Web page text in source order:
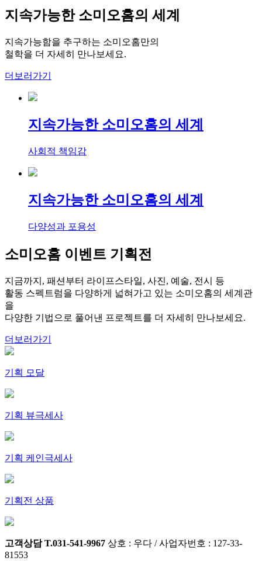
지속가능한 소미오홈의 세계
지속가능함을 추구하는 소미오홈만의
철학을 더 자세히 만나보세요.
더보러가기
지속가능한 소미오홈의 세계
사회적 책임감
지속가능한 소미오홈의 세계
다양성과 포용성
소미오홈 이벤트 기획전
지금까지, 패션부터 라이프스타일, 사진, 예술, 전시 등
활동 스펙트럼을 다양하게 넓혀가고 있는 소미오홈의 세계관
을
다양한 기법으로 풀어낸 프로젝트를 더 자세히 만나보세요.
더보러가기
기획 모달
기획 뷰극세사
기획 케인극세사
기획전 상품
고객상담 T.031-541-9967 상호 : 우다 / 사업자번호 : 127-33-
81553